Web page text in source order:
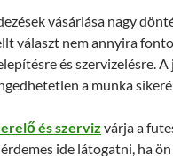
vásárlása nagy
választ nem annyira
és szervizelésre.
a munka
és szerviz várja a
ide látogatni, ha